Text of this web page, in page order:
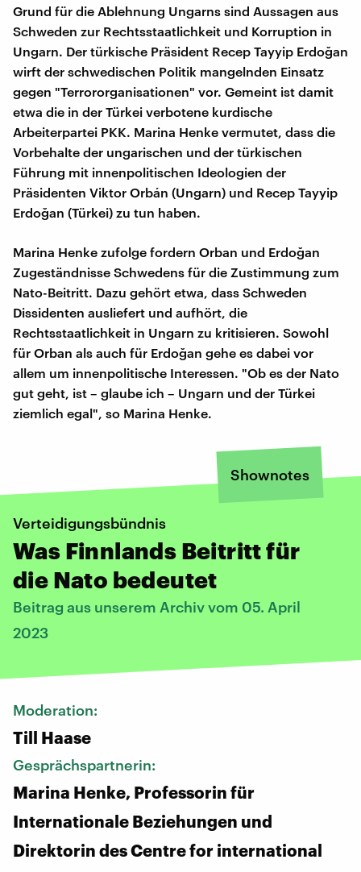
Grund für die Ablehnung Ungarns sind Aussagen aus
Schweden zur Rechtsstaatlichkeit und Korruption in
Ungarn. Der türkische Präsident Recep Tayyip Erdoğan
wirft der schwedischen Politik mangelnden Einsatz
gegen "Terrororganisationen" vor. Gemeint ist damit
etwa die in der Türkei verbotene kurdische
Arbeiterpartei PKK. Marina Henke vermutet, dass die
Vorbehalte der ungarischen und der türkischen
Führung mit innenpolitischen Ideologien der
Präsidenten Viktor Orbán (Ungarn) und Recep Tayyip
Erdoğan (Türkei) zu tun haben.
Marina Henke zufolge fordern Orban und Erdoğan
Zugeständnisse Schwedens für die Zustimmung zum
Nato-Beitritt. Dazu gehört etwa, dass Schweden
Dissidenten ausliefert und aufhört, die
Rechtsstaatlichkeit in Ungarn zu kritisieren. Sowohl
für Orban als auch für Erdoğan gehe es dabei vor
allem um innenpolitische Interessen. "Ob es der Nato
gut geht, ist – glaube ich – Ungarn und der Türkei
ziemlich egal", so Marina Henke.
Shownotes
Verteidigungsbündnis
Was Finnlands Beitritt für
die Nato bedeutet
Beitrag aus unserem Archiv vom 05. April
2023
Moderation:
Till Haase
Gesprächspartnerin:
Marina Henke, Professorin für
Internationale Beziehungen und
Direktorin des Centre for international